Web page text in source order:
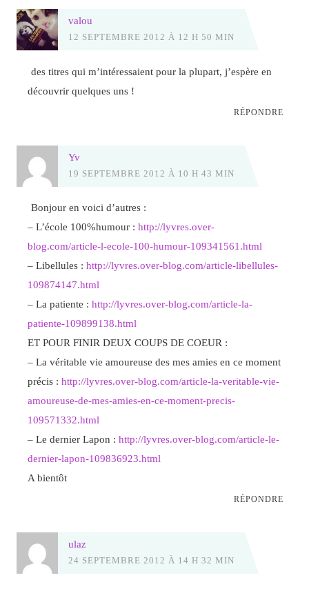
valou
12 SEPTEMBRE 2012 À 12 H 50 MIN
des titres qui m’intéressaient pour la plupart, j’espère en
découvrir quelques uns !
RÉPONDRE
Yv
19 SEPTEMBRE 2012 À 10 H 43 MIN
Bonjour en voici d’autres :
– L’école 100%humour :http://lyvres.over-
blog.com/article-l-ecole-100-humour-109341561.html
– Libellules :http://lyvres.over-blog.com/article-libellules-
109874147.html
– La patiente :http://lyvres.over-blog.com/article-la-
patiente-109899138.html
ET POUR FINIR DEUX COUPS DE COEUR :
– La véritable vie amoureuse des mes amies en ce moment
précis :http://lyvres.over-blog.com/article-la-veritable-vie-
amoureuse-de-mes-amies-en-ce-moment-precis-
109571332.html
– Le dernier Lapon :http://lyvres.over-blog.com/article-le-
dernier-lapon-109836923.html
A bientôt
RÉPONDRE
ulaz
24 SEPTEMBRE 2012 À 14 H 32 MIN